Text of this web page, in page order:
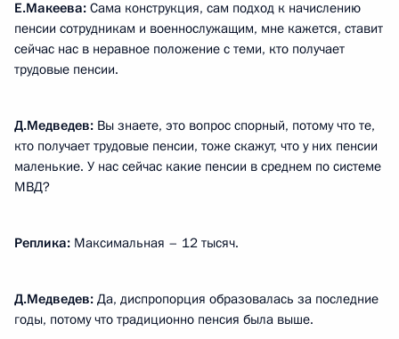
Е.Макеева: Сама конструкция, сам подход к начислению
пенсии сотрудникам и военнослужащим, мне кажется, ставит
сейчас нас в неравное положение с теми, кто получает
трудовые пенсии.
Д.Медведев: Вы знаете, это вопрос спорный, потому что те,
кто получает трудовые пенсии, тоже скажут, что у них пенсии
маленькие. У нас сейчас какие пенсии в среднем по системе
МВД?
Реплика: Максимальная – 12 тысяч.
Д.Медведев: Да, диспропорция образовалась за последние
годы, потому что традиционно пенсия была выше.